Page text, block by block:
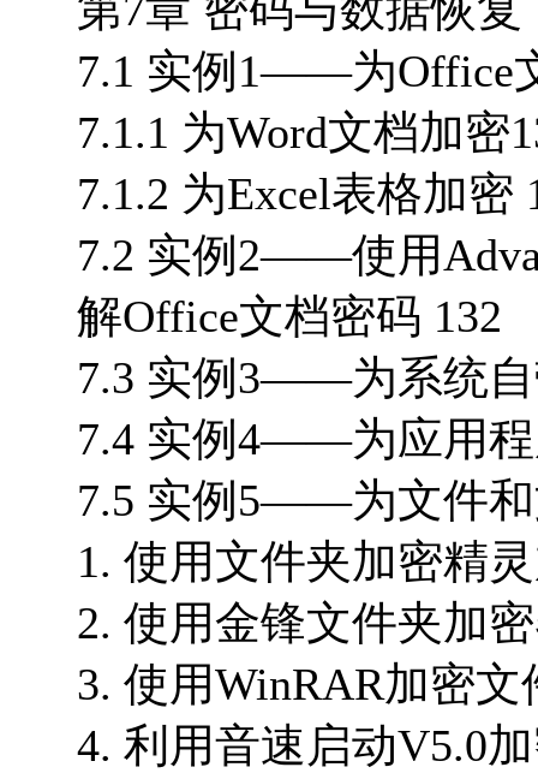
7.1 实例1——为Office
7.1.1 为Word文档加密
7.1.2 为Excel表格加密
7.2 实例2——使用
解Office文档密码 132
7.3 实例3——为系统自
7.4 实例4——为应用程
7.5 实例5——为文件和
1. 使用文件夹加密精
2. 使用金锋文件夹加
3. 使用WinRAR加密文
4. 利用音速启动V5.0